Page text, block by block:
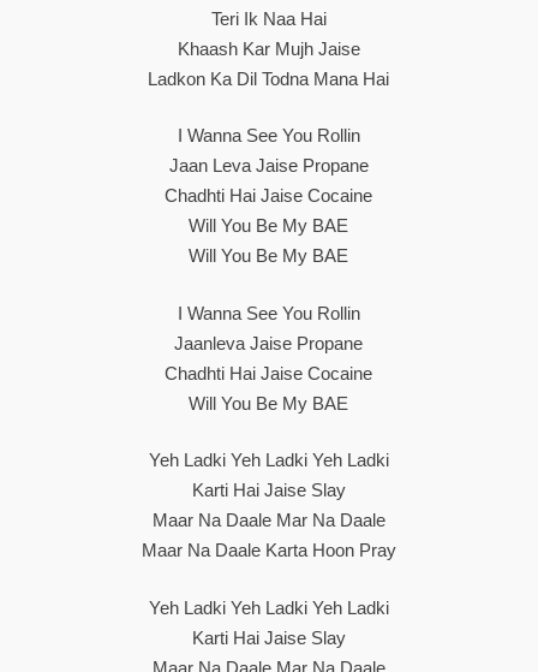
Teri Ik Naa Hai
Khaash Kar Mujh Jaise
Ladkon Ka Dil Todna Mana Hai
I Wanna See You Rollin
Jaan Leva Jaise Propane
Chadhti Hai Jaise Cocaine
Will You Be My BAE
Will You Be My BAE
I Wanna See You Rollin
Jaanleva Jaise Propane
Chadhti Hai Jaise Cocaine
Will You Be My BAE
Yeh Ladki Yeh Ladki Yeh Ladki
Karti Hai Jaise Slay
Maar Na Daale Mar Na Daale
Maar Na Daale Karta Hoon Pray
Yeh Ladki Yeh Ladki Yeh Ladki
Karti Hai Jaise Slay
Maar Na Daale Mar Na Daale